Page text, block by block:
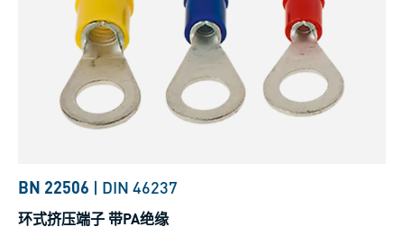
BN 22506 | DIN 46237
环式挤压端子 带PA绝缘